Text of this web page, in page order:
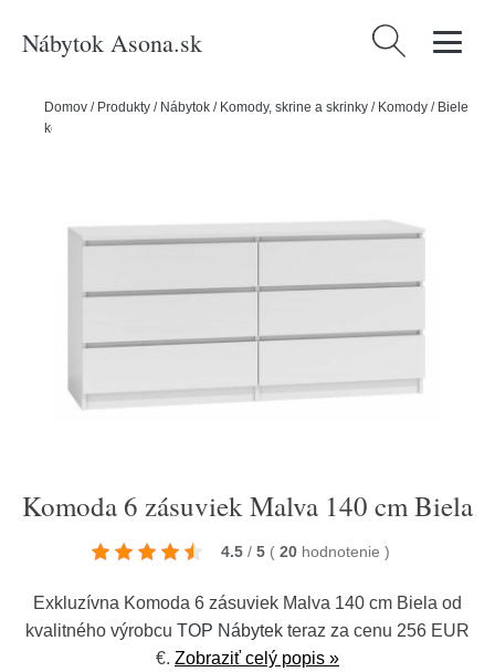
Nábytok Asona.sk Hľadať:
Domov / Produkty / Nábytok / Komody, skrine a skrinky / Komody / Biele
komody
Komoda 6 zásuviek Malva 140 cm Biela
4.5 / 5 ( 20 hodnotenie )
Exkluzívna Komoda 6 zásuviek Malva 140 cm Biela od
kvalitného výrobcu TOP Nábytek teraz za cenu 256 EUR
€. Zobraziť celý popis »